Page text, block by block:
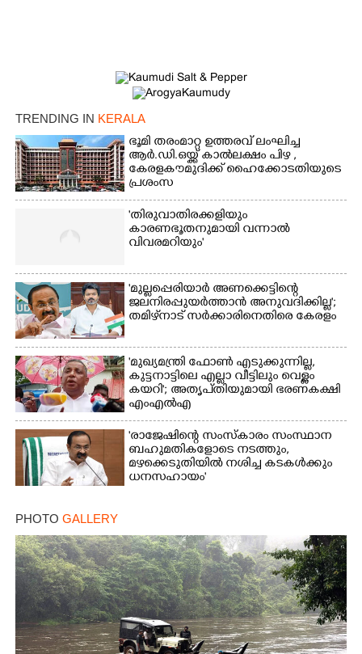
TRENDING IN KERALA
ഭൂമി തരംമാറ്റ ഉത്തരവ് ലംഘിച്ച
ആർ.ഡി.ഒയ്ക്ക് കാൽലക്ഷം പിഴ ,​
കേരളകൗമുദിക്ക് ഹൈക്കോടതിയുടെ
പ്രശംസ
'തിരുവാതിരക്കളിയും
കാരണഭൂതനുമായി വന്നാൽ
വിവരമറിയും '
'മുല്ലപ്പെരിയാർ അണക്കെട്ടിന്റെ
ജലനിരപ്പുയർത്താൻ അനുവദിക്കില്ല';
തമിഴ്‌നാട് സർക്കാരിനെതിരെ കേരളം
'മുഖ്യമന്ത്രി ഫോൺ എടുക്കുന്നില്ല,
കുട്ടനാട്ടിലെ എല്ലാ വീട്ടിലും വെള്ളം
കയറി'; അതൃപ്‌തിയുമായി ഭരണകക്ഷി
എംഎൽഎ
'രാജേഷിന്റെ സംസ്കാരം സംസ്ഥാന
ബഹുമതികളോടെ നടത്തും,
മഴക്കെടുതിയിൽ നശിച്ച കടകൾക്കും
ധനസഹായം'
PHOTO GALLERY